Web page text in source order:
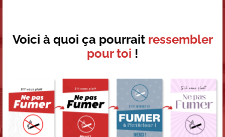
Voici à quoi ça pourrait ressembler
pour toi !